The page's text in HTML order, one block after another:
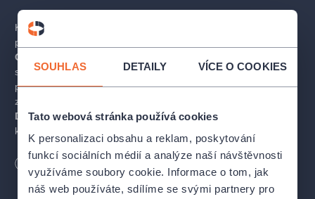
SOUHLAS DETAILY VÍCE O COOKIES
Tato webová stránka používá cookies
K personalizaci obsahu a reklam, poskytování
funkcí sociálních médií a analýze naší návštěvnosti
využíváme soubory cookie. Informace o tom, jak
náš web používáte, sdílíme se svými partnery pro
Koncert propojuje svěží energii mladé generace s noblesou
prvorepublikové hudební tradice. Na jednom pódiu se setkají
Orchestr Ježkovy stopy
Orchestr Paměti národa
společně uvedly výběr z Ježkovy tvorby: swingové skladby,
písně z Osvobozeného divadla, Toccata pro klavír i méně
známé klenoty. Součástí koncertu budou také speciální hosté:
Dan BártaaOndřej Kabrna. Úvodním slovem vás provede
konferenciér Radek Žitný.
Hudba, která byla ve své době vizionářská, dodnes fascinuje
svěžestí, nadhledem a humorem.